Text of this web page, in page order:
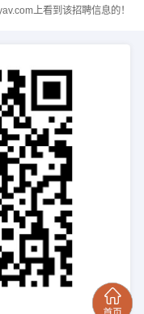
上看到该招聘信息的！